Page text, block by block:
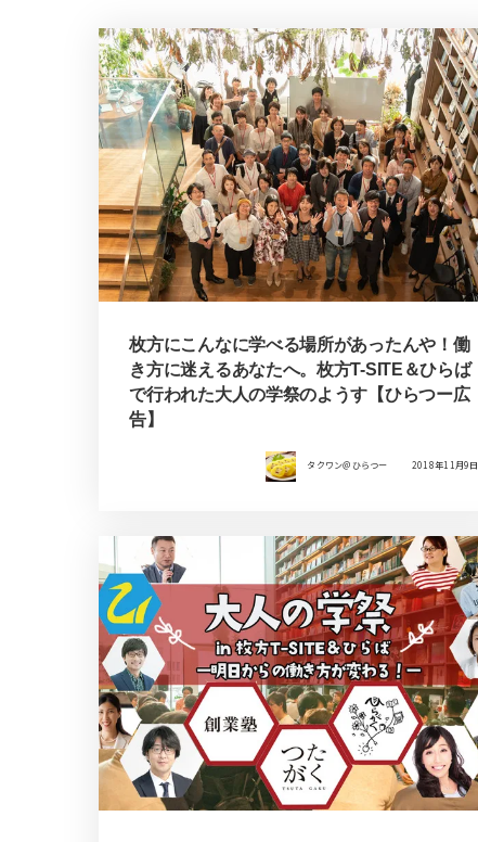
枚方にこんなに学べる場所があったんや！働
き方に迷えるあなたへ。枚方T-SITE＆ひらば
で行われた大人の学祭のようす【ひらつー広
告】
タクワン＠ひらつー 2018年11月9日